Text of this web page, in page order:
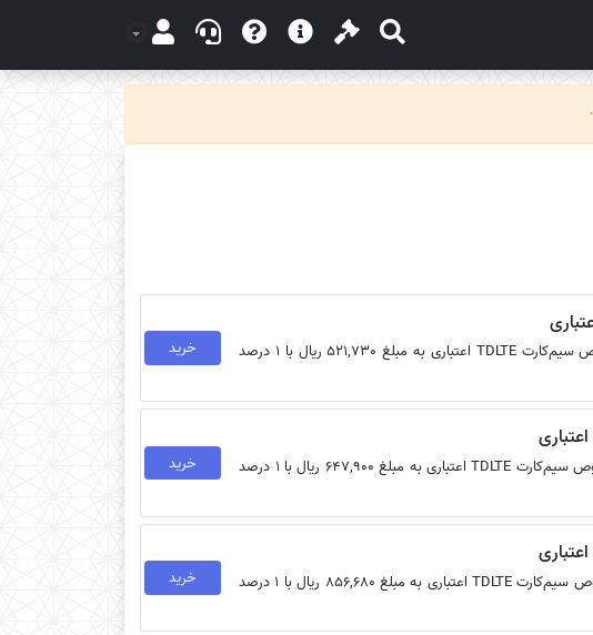
خرید بسته اینترنت ارزان ایرانسل مدل 7 روزه 7گیگابایت مخصوص سیم‌کارت TDLTE اعتباری به مبلغ 521,730 ریال با 1 درصد
خرید
خرید بسته اینترنت ارزان ایرانسل مدل 30 روزه 10گیگابایت مخصوص سیم‌کارت TDLTE اعتباری به مبلغ 647,900 ریال با 1 درصد
خرید
خرید بسته اینترنت ارزان ایرانسل مدل 30 روزه 15گیگابیت مخصوص سیم‌کارت TDLTE اعتباری به مبلغ 856,680 ریال با 1 درصد
خرید